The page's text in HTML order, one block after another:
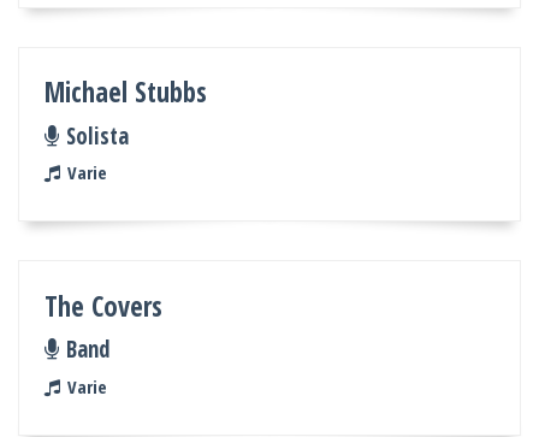
Michael Stubbs
Solista
Varie
The Covers
Band
Varie